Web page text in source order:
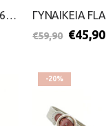
ΓΥΝΑΙΚΕΙΑ FLATFORMS-PAREX-2699-0242-ΜΑΥΡΟ
€59,90 €45,90
-20%